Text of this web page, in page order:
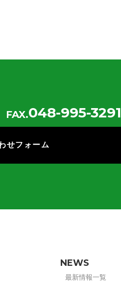
FAX.048-995-3291
せフォーム
NEWS
最新情報一覧